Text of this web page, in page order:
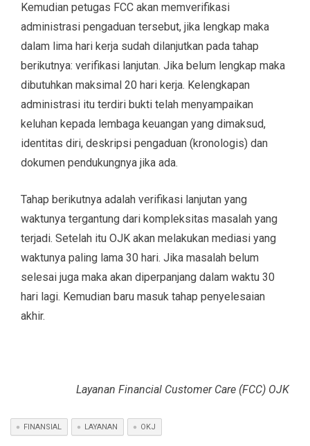
Kemudian petugas FCC akan memverifikasi
administrasi pengaduan tersebut, jika lengkap maka
dalam lima hari kerja sudah dilanjutkan pada tahap
berikutnya: verifikasi lanjutan. Jika belum lengkap maka
dibutuhkan maksimal 20 hari kerja. Kelengkapan
administrasi itu terdiri bukti telah menyampaikan
keluhan kepada lembaga keuangan yang dimaksud,
identitas diri, deskripsi pengaduan (kronologis) dan
dokumen pendukungnya jika ada.
Tahap berikutnya adalah verifikasi lanjutan yang
waktunya tergantung dari kompleksitas masalah yang
terjadi. Setelah itu OJK akan melakukan mediasi yang
waktunya paling lama 30 hari. Jika masalah belum
selesai juga maka akan diperpanjang dalam waktu 30
hari lagi. Kemudian baru masuk tahap penyelesaian
akhir.
Layanan Financial Customer Care (FCC) OJK
FINANSIAL LAYANAN OKJ